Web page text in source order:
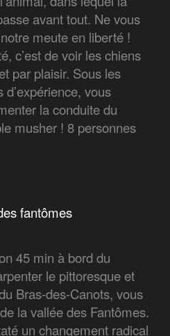
avant tout. Ne vous
meute en liberté !
c’est de voir les chiens
par plaisir. Sous les
vous
la conduite du
musher ! 8 personnes
fantômes
45 min à bord du
le pittoresque et
Bras-des-Canots, vous
la vallée des Fantômes.
un changement radical